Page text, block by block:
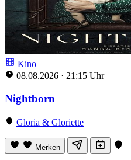
Kino
08.08.2026 · 21:15 Uhr
Nightborn
Gloria & Gloriette
Merken